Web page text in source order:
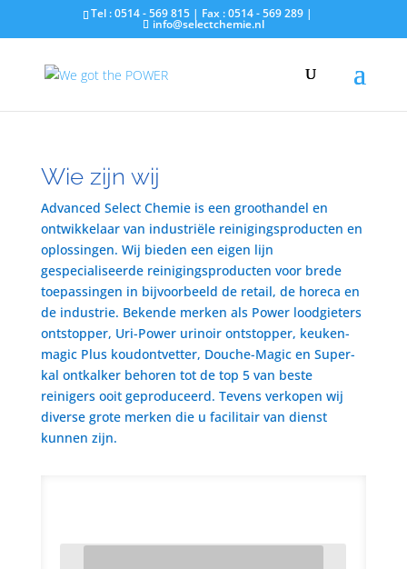
Tel : 0514 - 569 815 | Fax : 0514 - 569 289 |
info@selectchemie.nl
Wie zijn wij
Advanced Select Chemie is een groothandel en
ontwikkelaar van industriële reinigingsproducten en
oplossingen. Wij bieden een eigen lijn
gespecialiseerde reinigingsproducten voor brede
toepassingen in bijvoorbeeld de retail, de horeca en
de industrie. Bekende merken als Power loodgieters
ontstopper, Uri-Power urinoir ontstopper, keuken-
magic Plus koudontvetter, Douche-Magic en Super-
kal ontkalker behoren tot de top 5 van beste
reinigers ooit geproduceerd. Tevens verkopen wij
diverse grote merken die u facilitair van dienst
kunnen zijn.